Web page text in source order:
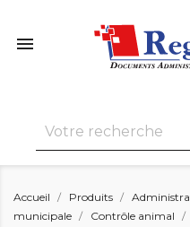

Accueil Produits
municipale
Contrôle animal